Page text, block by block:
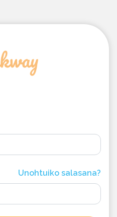
Unohtuiko salasana?